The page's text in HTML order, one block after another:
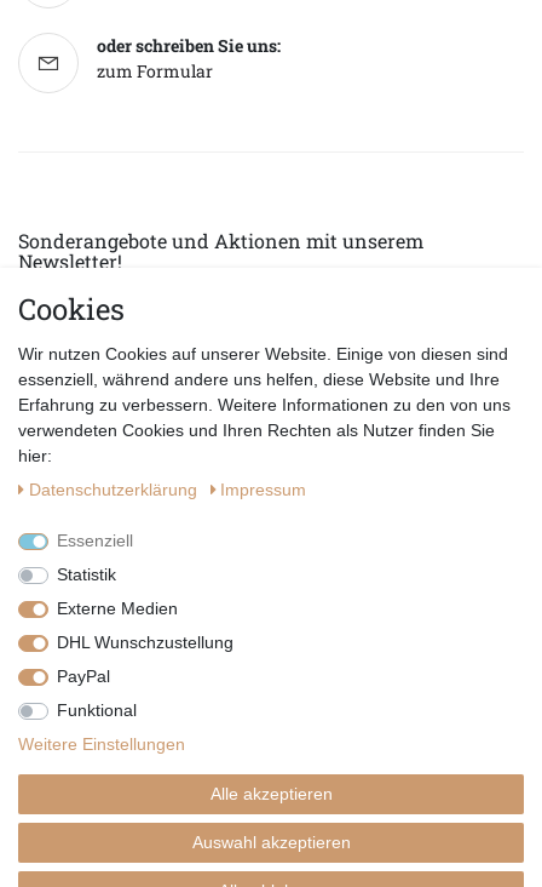
oder schreiben Sie uns:
zum Formular
Sonderangebote und Aktionen mit unserem
Newsletter!
E-MAIL *
Datenschutzerklärung
Vertrag widerrufen
Copyright by Telli´s Welt
SHOPDESIGN BYPLENTYNOW
Cookies
Wir nutzen Cookies auf unserer Website. Einige von diesen sind
essenziell, während andere uns helfen, diese Website und Ihre
Erfahrung zu verbessern. Weitere Informationen zu den von uns
verwendeten Cookies und Ihren Rechten als Nutzer finden Sie
hier:
Daten­schutz­erklärung
Impressum
Essenziell
Statistik
Externe Medien
DHL Wunschzustellung
PayPal
Funktional
Weitere Einstellungen
Alle akzeptieren
Auswahl akzeptieren